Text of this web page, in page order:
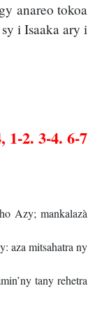
anareo tokoa
i Isaaka ary i
1-2. 3-4. 6-7
Azy; mankalazà
aza mitsahatra ny
tany rehetra